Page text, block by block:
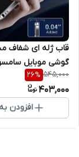
قاب ژله ای شفاف
M22
545,000
26%
403,000
افزودن